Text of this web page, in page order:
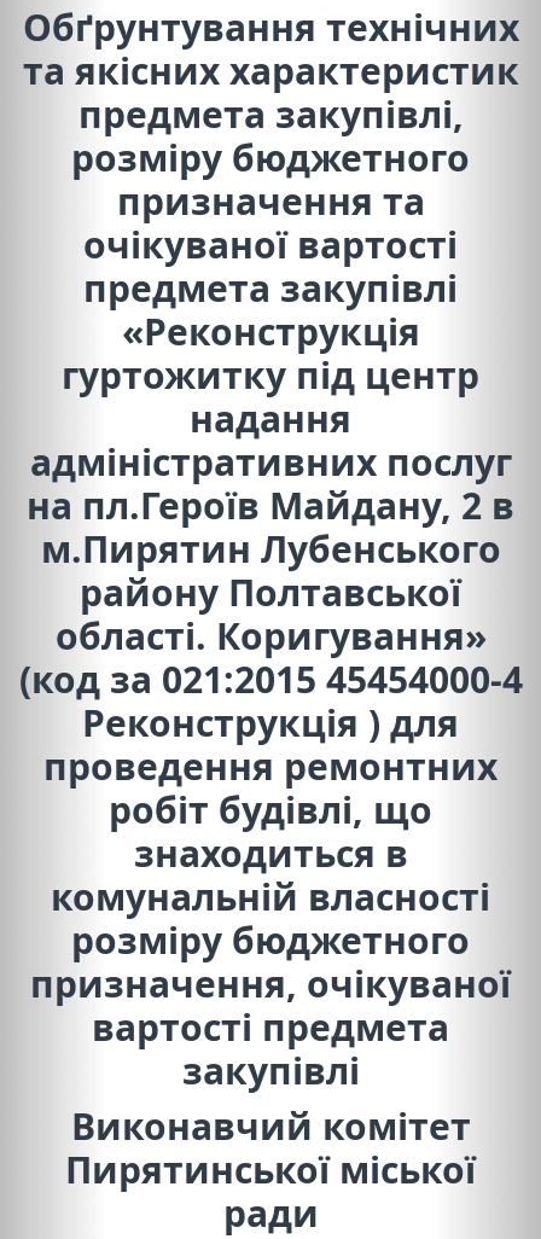
Обґрунтування технічних
та якісних характеристик
предмета закупівлі,
розміру бюджетного
призначення та
очікуваної вартості
предмета закупівлі
«Реконструкція
гуртожитку під центр
надання
адміністративних послуг
на пл.Героїв Майдану, 2 в
м.Пирятин Лубенського
району Полтавської
області. Коригування»
(код за 021:2015 45454000-4
Реконструкція ) для
проведення ремонтних
робіт будівлі, що
знаходиться в
комунальній власності
розміру бюджетного
призначення, очікуваної
вартості предмета
закупівлі
Виконавчий комітет
Пирятинської міської
ради